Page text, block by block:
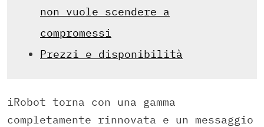
non vuole scendere a
compromessi
Prezzi e disponibilità
iRobot torna con una gamma
completamente rinnovata e un messaggio